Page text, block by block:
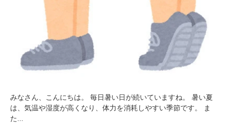
みなさん、こんにちは。 毎日暑い日が続いていますね。 暑い夏
は、気温や湿度が高くなり、体力を消耗しやすい季節です。 ま
た...